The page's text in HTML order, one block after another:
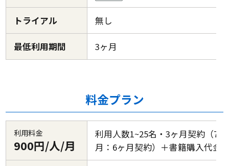
トライアル 無し
最低利用期間 3ヶ月
料金プラン
利用料金
900円/人/月
利用人数1~25名・3ヶ月契約（
月：6ヶ月契約）＋書籍購入代金